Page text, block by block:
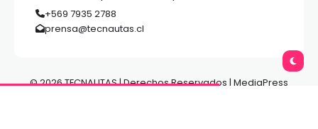
+569 7935 2788
prensa@tecnautas.cl
© 2026 TECNAUTAS | Derechos Reservados | MediaPress